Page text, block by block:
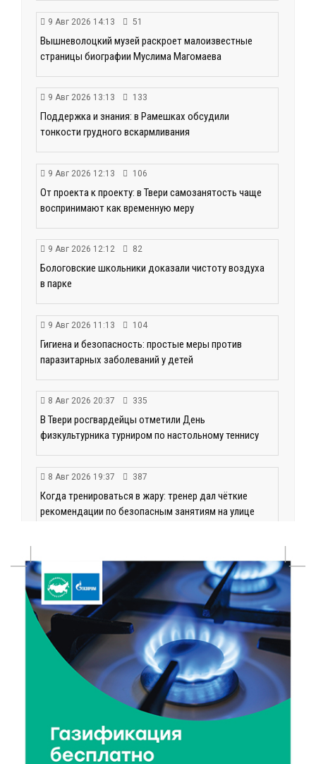
9 Авг 2026 14:13 51
Вышневолоцкий музей раскроет малоизвестные
страницы биографии Муслима Магомаева
9 Авг 2026 13:13 133
Поддержка и знания: в Рамешках обсудили
тонкости грудного вскармливания
9 Авг 2026 12:13 106
От проекта к проекту: в Твери самозанятость чаще
воспринимают как временную меру
9 Авг 2026 12:12 82
Бологовские школьники доказали чистоту воздуха
в парке
9 Авг 2026 11:13 104
Гигиена и безопасность: простые меры против
паразитарных заболеваний у детей
8 Авг 2026 20:37 335
В Твери росгвардейцы отметили День
физкультурника турниром по настольному теннису
8 Авг 2026 19:37 387
Когда тренироваться в жару: тренер дал чёткие
рекомендации по безопасным занятиям на улице
Дороги становятся лучше: в Калининском округе
продолжается масштабный ремонт
8 Авг 2026 17:37 641
Защита с первых дней: почему так важна
вакцинация новорождённых
571
Виталий Королев поздравил ветерана из Твери со
100-летием